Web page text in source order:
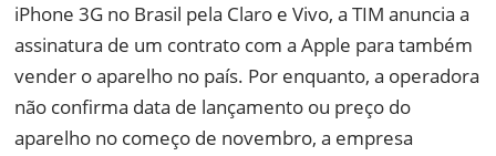
iPhone 3G no Brasil pela Claro e Vivo, a TIM anuncia a
assinatura de um contrato com a Apple para também
vender o aparelho no país. Por enquanto, a operadora
não confirma data de lançamento ou preço do
aparelho no começo de novembro, a empresa